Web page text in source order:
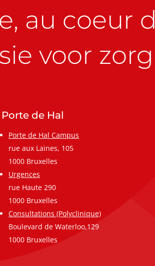
au coeur
voor
Porte de Hal
Porte de Hal Campus
rue aux Laines, 105
1000 Bruxelles
Urgences
rue Haute 290
1000 Bruxelles
Consultations (Polyclinique)
Boulevard de Waterloo,129
1000 Bruxelles